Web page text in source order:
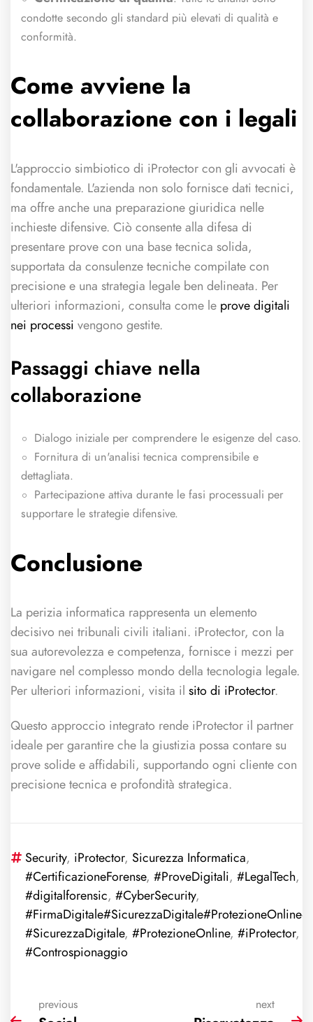
condotte secondo gli standard più elevati di qualità e
conformità.
Come avviene la
collaborazione con i legali
L'approccio simbiotico di iProtector con gli avvocati è
fondamentale. L'azienda non solo fornisce dati tecnici,
ma offre anche una preparazione giuridica nelle
inchieste difensive. Ciò consente alla difesa di
presentare prove con una base tecnica solida,
supportata da consulenze tecniche compilate con
precisione e una strategia legale ben delineata. Per
ulteriori informazioni, consulta come le prove digitali
nei processi vengono gestite.
Passaggi chiave nella
collaborazione
Dialogo iniziale per comprendere le esigenze del caso.
Fornitura di un'analisi tecnica comprensibile e
dettagliata.
Partecipazione attiva durante le fasi processuali per
supportare le strategie difensive.
Conclusione
La perizia informatica rappresenta un elemento
decisivo nei tribunali civili italiani. iProtector, con la
sua autorevolezza e competenza, fornisce i mezzi per
navigare nel complesso mondo della tecnologia legale.
Per ulteriori informazioni, visita il sito di iProtector.
Questo approccio integrato rende iProtector il partner
ideale per garantire che la giustizia possa contare su
prove solide e affidabili, supportando ogni cliente con
precisione tecnica e profondità strategica.
Security, iProtector, Sicurezza Informatica,
#CertificazioneForense, #ProveDigitali, #LegalTech,
#digitalforensic, #CyberSecurity,
#SicurezzaDigitale, #ProtezioneOnline, #iProtector,
#Controspionaggio
previous next